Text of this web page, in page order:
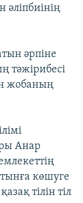
әрпіне
тәжірибесі
жобаның
Анар
көшуге
тілін тіл